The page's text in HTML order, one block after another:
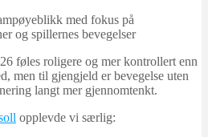
føles roligere og mer kontrollert enn
men til gjengjeld er bevegelse uten
langt mer gjennomtenkt.
opplevde vi særlig: